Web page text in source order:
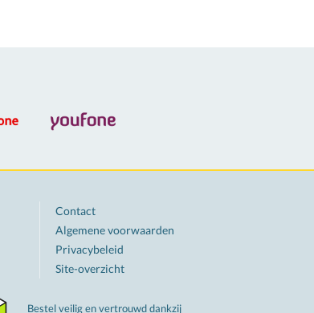
Bestel veilig en vertrouwd dankzij
Contact
Algemene voorwaarden
Privacybeleid
Site-overzicht